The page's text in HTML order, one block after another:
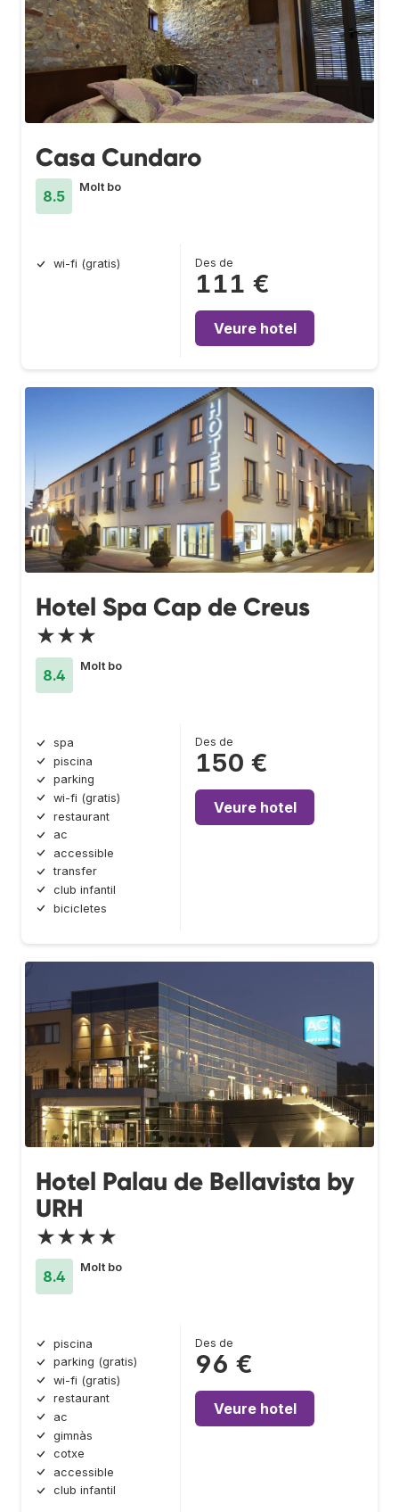
Casa Cundaro
8.5
Molt bo
wi-fi (gratis) Des de
111 €
Veure hotel
Hotel Spa Cap de Creus
★★★
8.4
Molt bo
spa
piscina
parking
wi-fi (gratis)
restaurant
ac
accessible
transfer
club infantil
bicicletes
Des de
150 €
Veure hotel
Hotel Palau de Bellavista by
URH
★★★★
8.4
Molt bo
piscina
parking (gratis)
wi-fi (gratis)
restaurant
ac
gimnàs
cotxe
accessible
club infantil
Des de
96 €
Veure hotel